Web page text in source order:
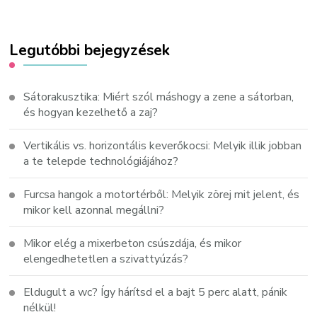
Legutóbbi bejegyzések
Sátorakusztika: Miért szól máshogy a zene a sátorban,
és hogyan kezelhető a zaj?
Vertikális vs. horizontális keverőkocsi: Melyik illik jobban
a te telepde technológiájához?
Furcsa hangok a motortérből: Melyik zörej mit jelent, és
mikor kell azonnal megállni?
Mikor elég a mixerbeton csúszdája, és mikor
elengedhetetlen a szivattyúzás?
Eldugult a wc? Így hárítsd el a bajt 5 perc alatt, pánik
nélkül!